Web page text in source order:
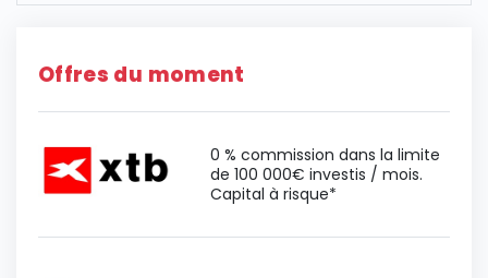
Offres du moment
0 % commission dans la limite
de 100 000€ investis / mois.
Capital à risque*